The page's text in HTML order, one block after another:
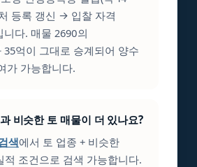
등록 갱신 → 입찰 자격
니다. 매물 2690의
35억이 그대로 승계되어 양수
가 가능합니다.
비슷한 토 매물이 더 있나요?
색에서 토 업종 + 비슷한
적 조건으로 검색 가능합니다.